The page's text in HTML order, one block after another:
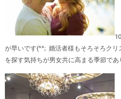
が早いです(^^; 婚活者様もそろそろク
を探す気持ちが男女共に高まる季節で